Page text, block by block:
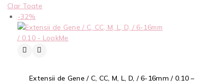
Clar Toate
-32%
Extensii de Gene / C, CC, M, L, D, / 6-16mm / 0.10 –